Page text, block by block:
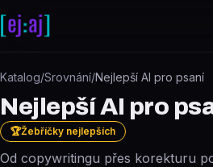
Katalog/Srovnání/Nejlepší AI pro psaní
Nejlepší AI pro
🏆Žebříčky nejlepších
Od copywritingu přes korekturu